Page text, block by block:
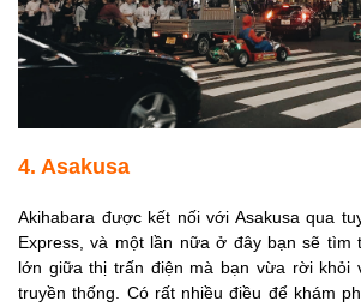
4. Asakusa
Akihabara được kết nối với Asakusa qua
Express, và một lần nữa ở đây bạn sẽ tìm
lớn giữa thị trấn điện mà bạn vừa rời khỏi
truyền thống. Có rất nhiều điều để khám